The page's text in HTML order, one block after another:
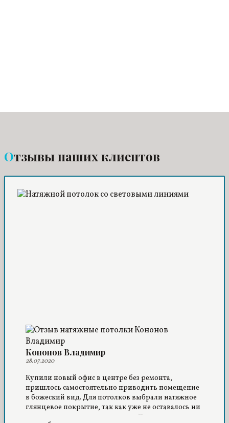
Отзывы наших клиентов
Кононов Владимир
28.07.2020
Купили новый офис в центре без ремонта,
пришлось самостоятельно приводить помещение
в божеский вид. Для потолков выбрали натяжное
глянцевое покрытие, так как уже не оставалось ни
времени, ни сил на штукатурку. Полгода уже